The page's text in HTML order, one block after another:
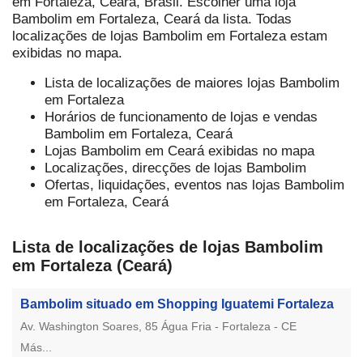
Bambolim em Fortaleza, Ceará da lista. Todas
localizações de lojas Bambolim em Fortaleza estam
exibidas no mapa.
Lista de localizações de maiores lojas Bambolim
em Fortaleza
Horários de funcionamento de lojas e vendas
Bambolim em Fortaleza, Ceará
Lojas Bambolim em Ceará exibidas no mapa
Localizações, direcções de lojas Bambolim
Ofertas, liquidações, eventos nas lojas Bambolim
em Fortaleza, Ceará
Lista de localizações de lojas Bambolim
em Fortaleza (Ceará)
Bambolim situado em Shopping Iguatemi Fortaleza
Av. Washington Soares, 85 Água Fria - Fortaleza - CE
Más...